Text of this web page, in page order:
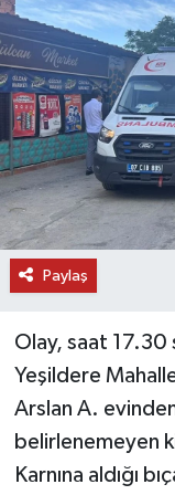
Paylaş
Olay, saat 17.30
Yeşildere
Arslan A. evinden
belirlenemeyen
Karnına aldığı
SAĞLIK
DÜNYA
EĞİTİM
TURİZM
RÖPORTAJ
YAZARLAR
RESMİ İLAN
MAGAZİN